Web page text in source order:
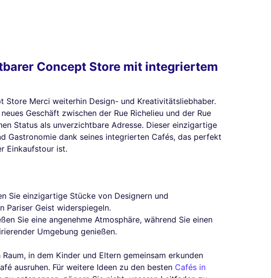
Concept Store mit integriertem
Store Merci weiterhin Design- und Kreativitätsliebhaber.
Geschäft zwischen der Rue Richelieu und der Rue
Status als unverzichtbare Adresse. Dieser einzigartige
Gastronomie dank seines integrierten Cafés, das perfekt
Einkaufstour ist.
Sie einzigartige Stücke von Designern und
Pariser Geist widerspiegeln.
Sie eine angenehme Atmosphäre, während Sie einen
Umgebung genießen.
in dem Kinder und Eltern gemeinsam erkunden
ausruhen. Für weitere Ideen zu den besten Cafés in